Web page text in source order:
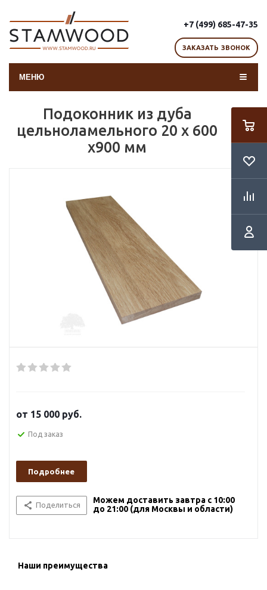
+7 (499) 685-47-35
ЗАКАЗАТЬ ЗВОНОК
МЕНЮ
Подоконник из дуба
цельноламельного 20 х 600
х900 мм
от 15 000 руб.
Под заказ
Подробнее
Поделиться
Можем доставить завтра с 10:00
до 21:00 (для Москвы и области)
Наши преимущества